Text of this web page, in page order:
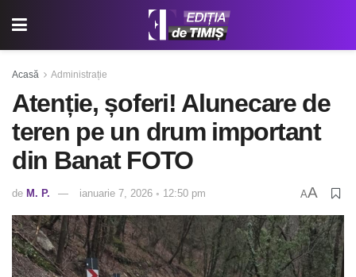
Acasă Administrație
Atenție, șoferi! Alunecare de
teren pe un drum important
din Banat FOTO
de M. P. ianuarie 7, 2026 ◦ 12:50 pm AA